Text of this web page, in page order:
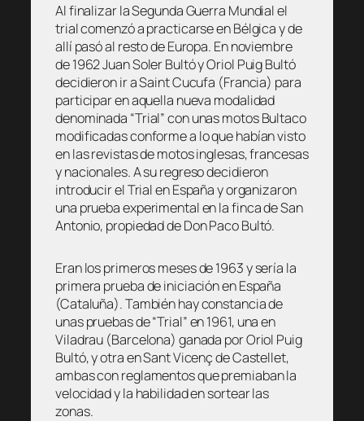
Al finalizar la Segunda Guerra Mundial el
trial comenzó a practicarse en Bélgica y de
allí pasó al resto de Europa. En noviembre
de 1962 Juan Soler Bultó y Oriol Puig Bultó
decidieron ir a Saint Cucufa (Francia) para
participar en aquella nueva modalidad
denominada “Trial” con unas motos Bultaco
modificadas conforme a lo que habían visto
en las revistas de motos inglesas, francesas
y nacionales. A su regreso decidieron
introducir el Trial en España y organizaron
una prueba experimental en la finca de San
Antonio, propiedad de Don Paco Bultó.
Eran los primeros meses de 1963 y sería la
primera prueba de iniciación en España
(Cataluña). También hay constancia de
unas pruebas de “Trial” en 1961, una en
Viladrau (Barcelona) ganada por Oriol Puig
Bultó, y otra en Sant Vicenç de Castellet,
ambas con reglamentos que premiaban la
velocidad y la habilidad en sortear las
zonas.